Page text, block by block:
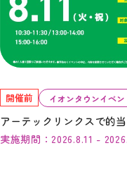
開催前 イオンタウンイベン
アーテックリンクスで的
実施期間：2026.8.11 -